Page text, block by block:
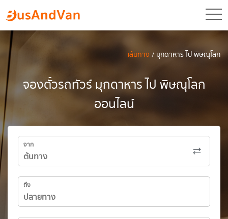
เส้นทาง/ มุกดาหาร ไป พิษณุโลก
จองตั๋วรถทัวร์ มุกดาหาร ไป พิษณุโลก
ออนไลน์
จาก
ถึง